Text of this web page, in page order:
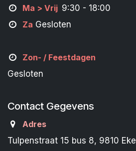
Ma > Vrij 9:30 - 18:00
Za Gesloten
Zon- / Feestdagen
Gesloten
Contact Gegevens
Adres
Tulpenstraat 15 bus 8, 9810 Eke